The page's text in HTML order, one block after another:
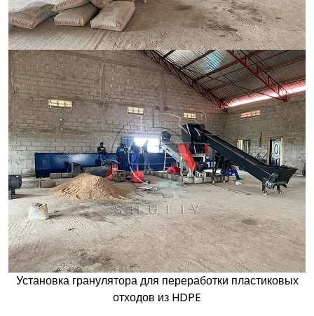
Установка гранулятора для переработки пластиковых
отходов из HDPE